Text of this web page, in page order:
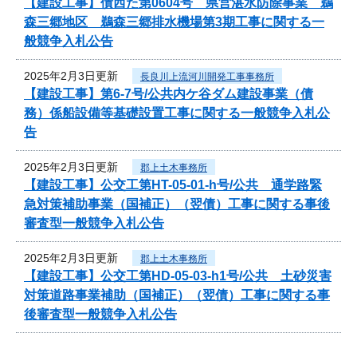
森三郷地区 鵜森三郷排水機場第3期工事に関する一
般競争入札公告
2025年2月3日更新 長良川上流河川開発工事事務所
【建設工事】第6-7号/公共内ケ谷ダム建設事業（債
務）係船設備等基礎設置工事に関する一般競争入札公
告
2025年2月3日更新 郡上土木事務所
【建設工事】公交工第HT-05-01-h号/公共 通学路緊
急対策補助事業（国補正）（翌債）工事に関する事後
審査型一般競争入札公告
2025年2月3日更新 郡上土木事務所
【建設工事】公交工第HD-05-03-h1号/公共 土砂災害
対策道路事業補助（国補正）（翌債）工事に関する事
後審査型一般競争入札公告